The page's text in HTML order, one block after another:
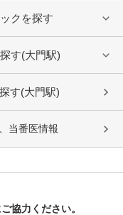
クを探す
す(大門駅)
す(大門駅)
当番医情報
協力ください。